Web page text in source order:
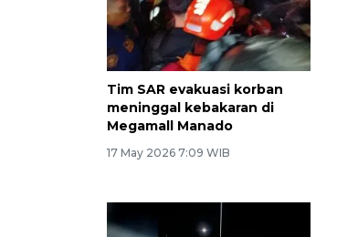
Tim SAR evakuasi korban
meninggal kebakaran di
Megamall Manado
17 May 2026 7:09 WIB